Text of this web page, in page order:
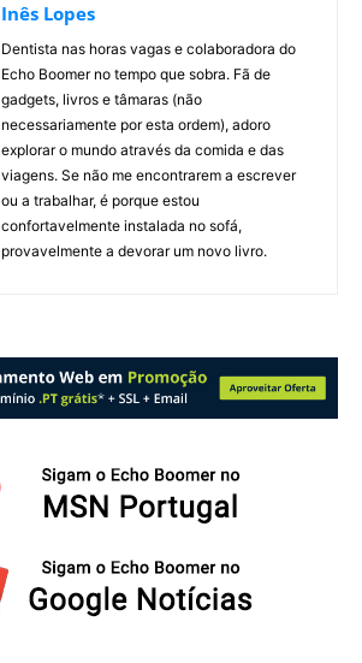
Inês Lopes
Dentista nas horas vagas e colaboradora do
Echo Boomer no tempo que sobra. Fã de
gadgets, livros e tâmaras (não
necessariamente por esta ordem), adoro
explorar o mundo através da comida e das
viagens. Se não me encontrarem a escrever
ou a trabalhar, é porque estou
confortavelmente instalada no sofá,
provavelmente a devorar um novo livro.